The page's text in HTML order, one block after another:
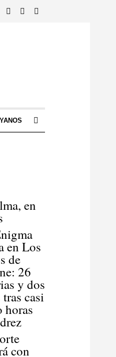
en
en Los
de
26
y dos
casi
horas
con